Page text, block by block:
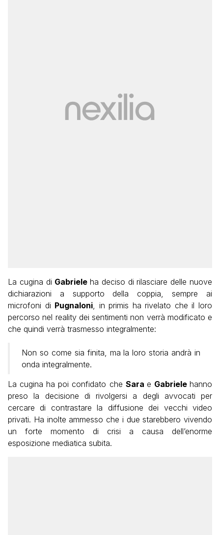
La cugina di Gabrieleha deciso di rilasciare delle nuove
dichiarazioni a supporto della coppia, sempre ai
microfoni di Pugnaloni , in primis ha rivelato che il loro
percorso nel reality dei sentimenti non verrà modificato e
che quindi verrà trasmesso integralmente:
Non so come sia finita, ma la loro storia andrà in
onda integralmente.
La cugina ha poi confidato che Sara e Gabrielehanno
preso la decisione di rivolgersi a degli avvocati per
cercare di contrastare la diffusione dei vecchi video
privati. Ha inolte ammesso che i due starebbero vivendo
un forte momento di crisi a causa dell’enorme
esposizione mediatica subita.